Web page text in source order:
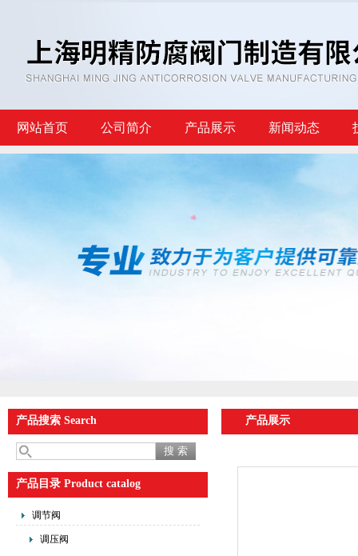
网站首页 公司简介 产品展示 新闻动态
产品搜索 Search
产品目录 Product catalog
调节阀
调压阀
产品展示